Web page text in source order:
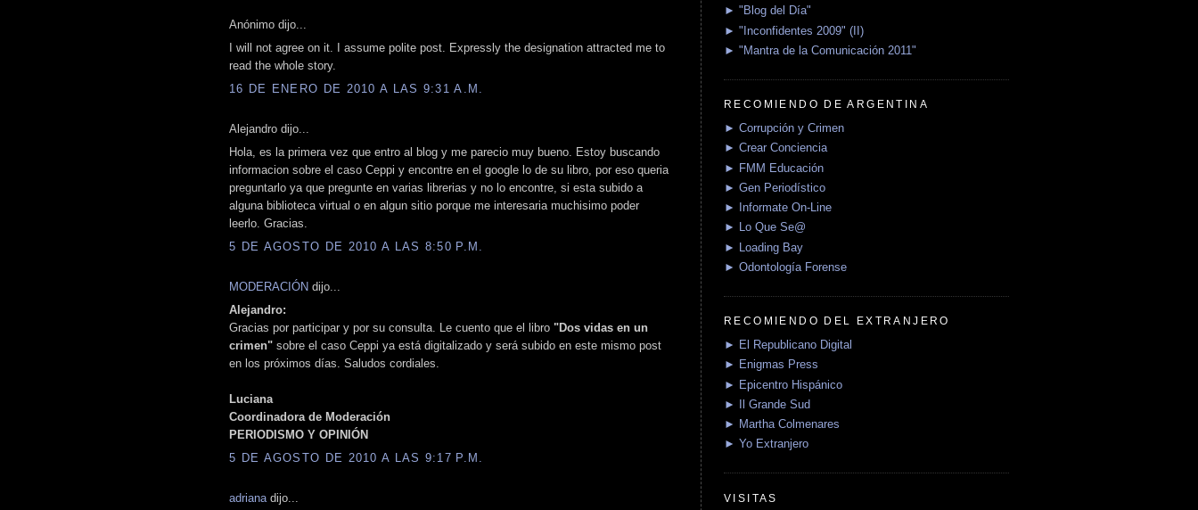
Anónimo dijo...
I will not agree on it. I assume polite post. Expressly the designation attracted me to
read the whole story.
16 DE ENERO DE 2010 A LAS 9:31 A.M.
Alejandro dijo...
Hola, es la primera vez que entro al blog y me parecio muy bueno. Estoy buscando
informacion sobre el caso Ceppi y encontre en el google lo de su libro, por eso queria
preguntarlo ya que pregunte en varias librerias y no lo encontre, si esta subido a
alguna biblioteca virtual o en algun sitio porque me interesaria muchisimo poder
leerlo. Gracias.
5 DE AGOSTO DE 2010 A LAS 8:50 P.M.
MODERACIÓN dijo...
Alejandro:
Gracias por participar y por su consulta. Le cuento que el libro "Dos vidas en un
crimen" sobre el caso Ceppi ya está digitalizado y será subido en este mismo post
en los próximos días. Saludos cordiales.
Luciana
Coordinadora de Moderación
PERIODISMO Y OPINIÓN
5 DE AGOSTO DE 2010 A LAS 9:17 P.M.
adriana dijo...
► "Blog del Día"
► "Inconfidentes 2009" (II)
► "Mantra de la Comunicación 2011"
RECOMIENDO DE ARGENTINA
► Corrupción y Crimen
► Crear Conciencia
► FMM Educación
► Gen Periodístico
► Informate On-Line
► Lo Que Se@
► Loading Bay
► Odontología Forense
RECOMIENDO DEL EXTRANJERO
► El Republicano Digital
► Enigmas Press
► Epicentro Hispánico
► Il Grande Sud
► Martha Colmenares
► Yo Extranjero
VISITAS